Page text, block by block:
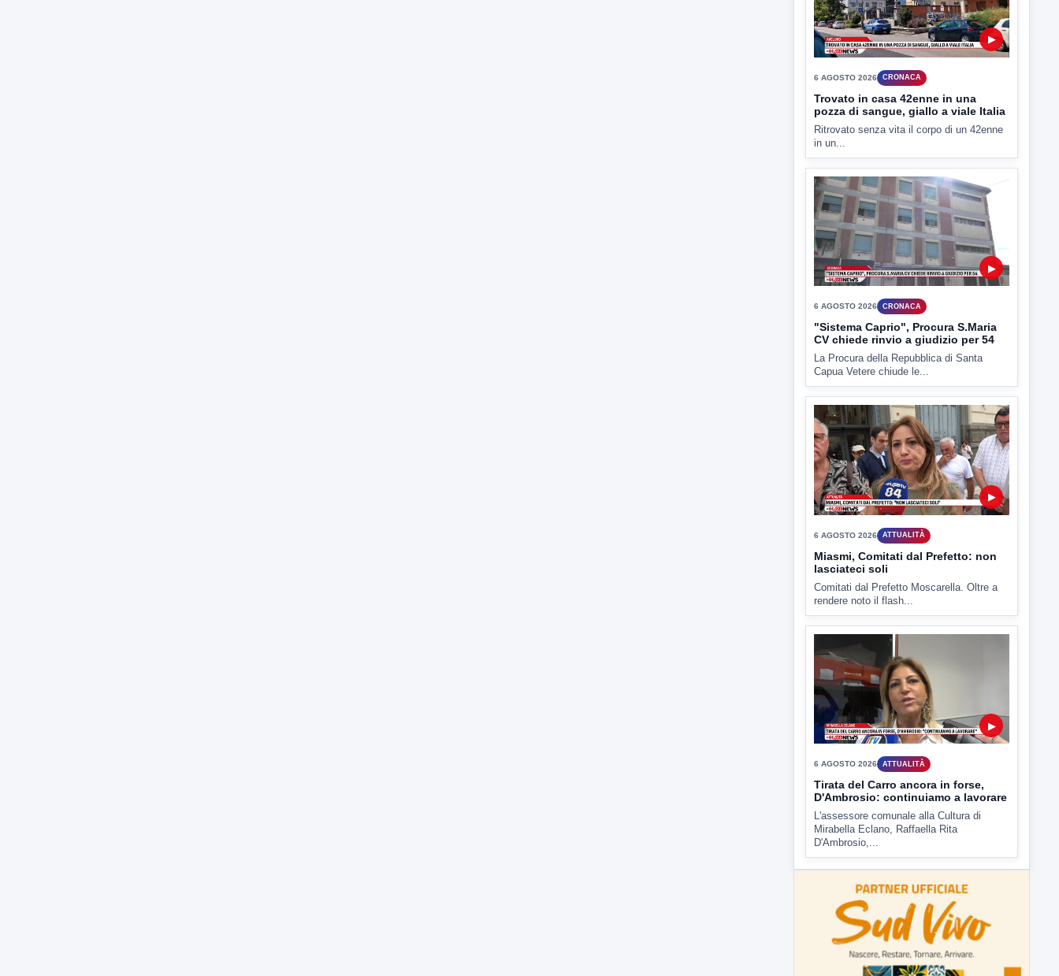
6 AGOSTO 2026 CRONACA
Trovato in casa 42enne in una
pozza di sangue, giallo a viale Italia
Ritrovato senza vita il corpo di un 42enne
in un...
▶
6 AGOSTO 2026
"Sistema Caprio", Procura S.Maria
CV chiede rinvio a giudizio per 54
La Procura della Repubblica di Santa
Capua Vetere chiude le...
▶
6 AGOSTO 2026 ATTUALITÀ
Miasmi, Comitati dal Prefetto: non
lasciateci soli
Comitati dal Prefetto Moscarella. Oltre a
rendere noto il flash...
6 AGOSTO 2026 ATTUALITÀ
Tirata del Carro ancora in forse,
D'Ambrosio: continuiamo a lavorare
L'assessore comunale alla Cultura di
Mirabella Eclano, Raffaella Rita
D'Ambrosio,...